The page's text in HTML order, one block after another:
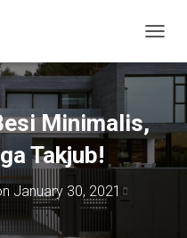
O
G
N
A
Minimalis,
Takjub!
January 30, 2021